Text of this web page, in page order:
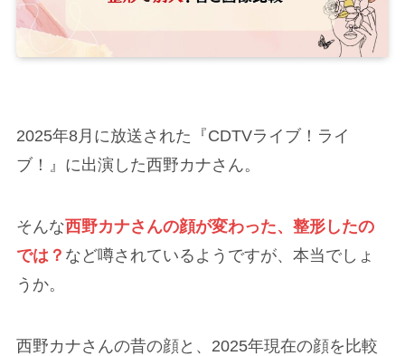
2025年8月に放送された『CDTVライブ！ライ
ブ！』に出演した西野カナさん。
そんな西野カナさんの顔が変わった、整形したの
では？ など噂されているようですが、本当でしょ
うか。
西野カナさんの昔の顔と、2025年現在の顔を比較